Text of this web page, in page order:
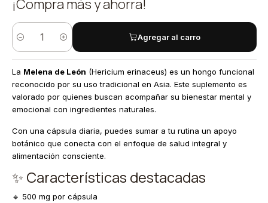
¡Compra más y ahorra!
Cantidad
Agregar al carro
La Melena de León (Hericium erinaceus) es un hongo funcional
reconocido por su uso tradicional en Asia. Este suplemento es
valorado por quienes buscan acompañar su bienestar mental y
emocional con ingredientes naturales.
Con una cápsula diaria, puedes sumar a tu rutina un apoyo
botánico que conecta con el enfoque de salud integral y
alimentación consciente.
✨ Características destacadas
🔹 500 mg por cápsula